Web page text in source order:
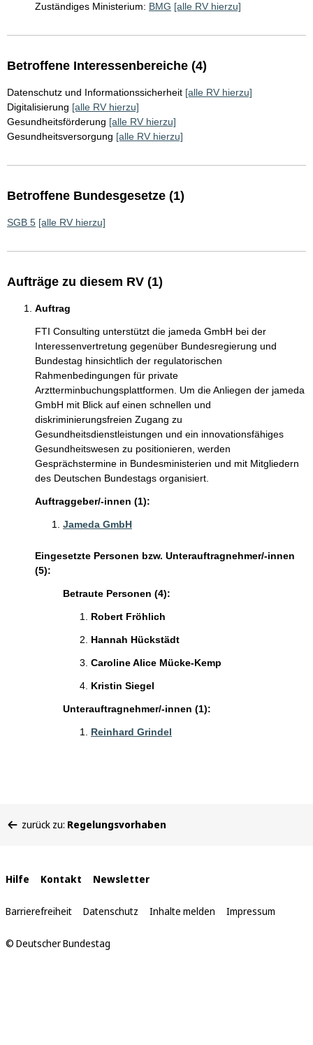
Zuständiges Ministerium: BMG [alle RV hierzu]
Betroffene Interessenbereiche (4)
Datenschutz und Informationssicherheit [alle RV hierzu]
Digitalisierung [alle RV hierzu]
Gesundheitsförderung [alle RV hierzu]
Gesundheitsversorgung [alle RV hierzu]
Betroffene Bundesgesetze (1)
SGB 5 [alle RV hierzu]
Aufträge zu diesem RV (1)
Auftrag
FTI Consulting unterstützt die jameda GmbH bei der
Interessenvertretung gegenüber Bundesregierung und
Bundestag hinsichtlich der regulatorischen
Rahmenbedingungen für private
Arztterminbuchungsplattformen. Um die Anliegen der jameda
GmbH mit Blick auf einen schnellen und
diskriminierungsfreien Zugang zu
Gesundheitsdienstleistungen und ein innovationsfähiges
Gesundheitswesen zu positionieren, werden
Gesprächstermine in Bundesministerien und mit Mitgliedern
des Deutschen Bundestags organisiert.
Auftraggeber/-innen (1):
Jameda GmbH
Eingesetzte Personen bzw. Unterauftragnehmer/-innen
(5):
Betraute Personen (4):
Robert Fröhlich
Hannah Hückstädt
Caroline Alice Mücke-Kemp
Kristin Siegel
Unterauftragnehmer/-innen (1):
Reinhard Grindel
befinden
zurück zu: Regelungsvorhaben
Interne
Links
Hilfe Kontakt Newsletter
Barrierefreiheit Datenschutz Inhalte melden Impressum
© Deutscher Bundestag